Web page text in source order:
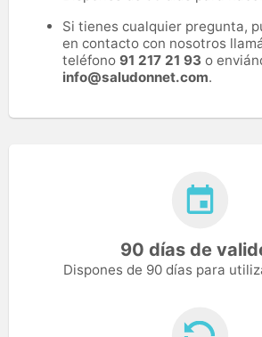
Si tienes cualquier pregunta,
en contacto con nosotros
teléfono 91 217 21 93 o
info@saludonnet.com.
90 días de
Dispones de 90 días para